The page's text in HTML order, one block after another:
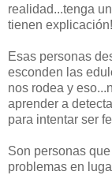
realidad...tenga
tienen
Esas personas
esconden las
nos rodea y
aprender a
para intentar ser
Son personas
problemas en